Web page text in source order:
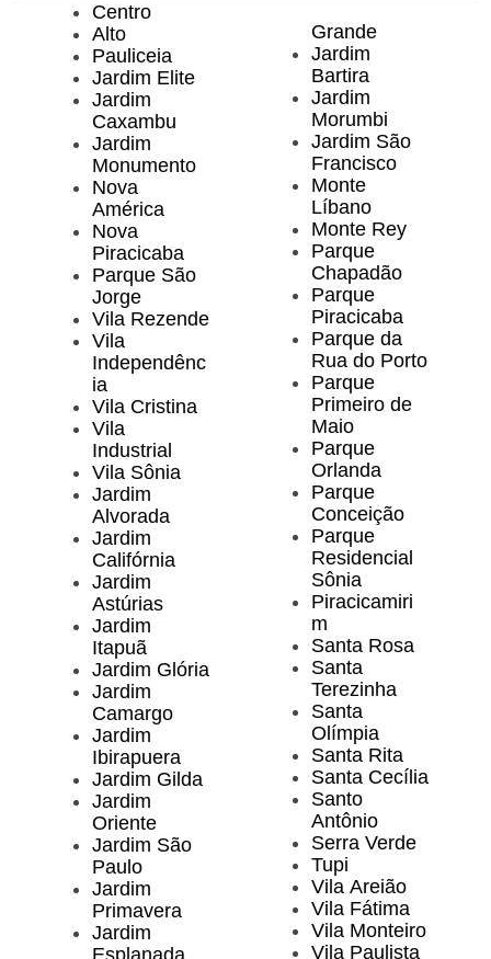
Centro
Alto
Pauliceia
Jardim Elite
Jardim
Caxambu
Jardim
Monumento
Nova
América
Nova
Piracicaba
Parque São
Jorge
Vila Rezende
Vila
Independênc
ia
Vila Cristina
Vila
Industrial
Vila Sônia
Jardim
Alvorada
Jardim
Califórnia
Jardim
Astúrias
Jardim
Itapuã
Jardim Glória
Jardim
Camargo
Jardim
Ibirapuera
Jardim Gilda
Jardim
Oriente
Jardim São
Paulo
Jardim
Primavera
Jardim
Grande
Jardim
Bartira
Jardim
Morumbi
Jardim São
Francisco
Monte
Líbano
Monte Rey
Parque
Chapadão
Parque
Piracicaba
Parque da
Rua do Porto
Parque
Primeiro de
Maio
Parque
Orlanda
Parque
Conceição
Parque
Residencial
Sônia
Piracicamiri
m
Santa Rosa
Santa
Terezinha
Santa
Olímpia
Santa Rita
Santa Cecília
Santo
Antônio
Serra Verde
Tupi
Vila Areião
Vila Fátima
Vila Monteiro
Vila Paulista